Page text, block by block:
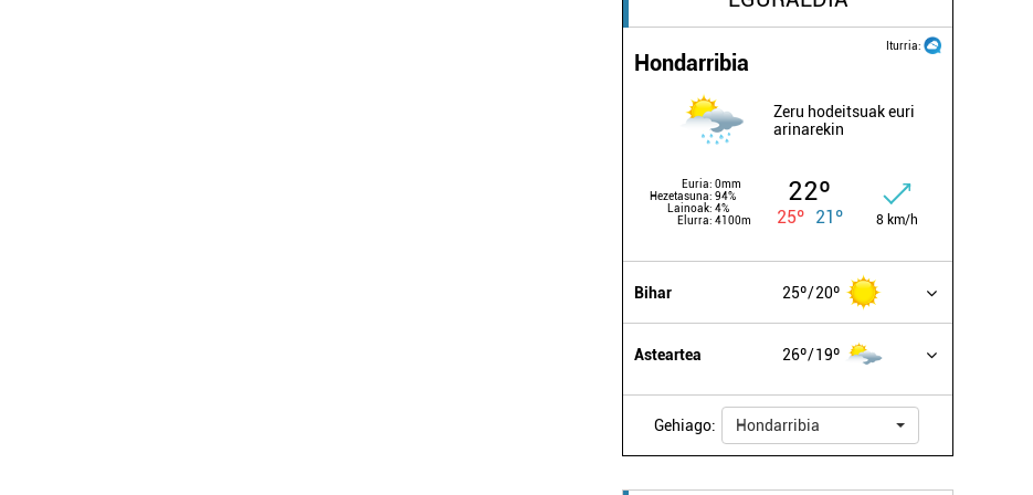
Iturria:
Hondarribia
Zeru hodeitsuak euri
arinarekin
Euria: 0mm
Hezetasuna: 94%
Lainoak: 4%
Elurra: 4100m
22º
25º 21º 8 km/h
Bihar 25º 20º
Asteartea 26º 19º
Gehiago: Hondarribia